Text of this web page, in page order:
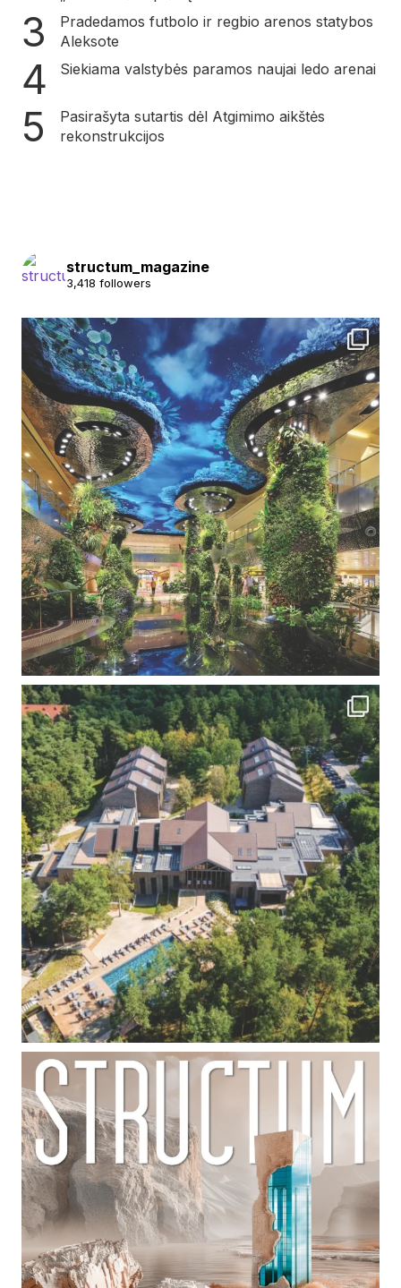
Pradedamos futbolo ir regbio arenos statybos
Aleksote
Siekiama valstybės paramos naujai ledo arenai
Pasirašyta sutartis dėl Atgimimo aikštės
rekonstrukcijos
structum_magazine
3,418 followers